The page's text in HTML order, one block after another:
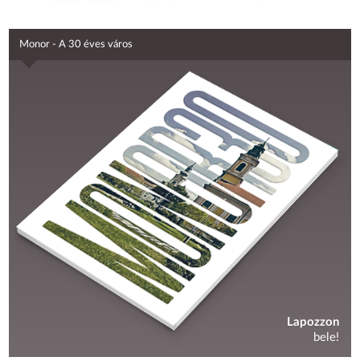
Monor - A 30 éves város
Lapozzon
bele!